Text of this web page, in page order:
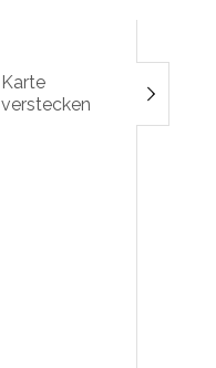
Karte
verstecken